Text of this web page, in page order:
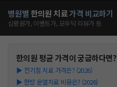
병원별 한의원 치료가격 비교하기
심평원가, 이벤트가, 모두닥 리뷰가 등
한의원평균 가격이 궁금하다면?
▶ 전기침 치료 가격은? (2026)
▶ 한방 온열치료 비용은? (2026)